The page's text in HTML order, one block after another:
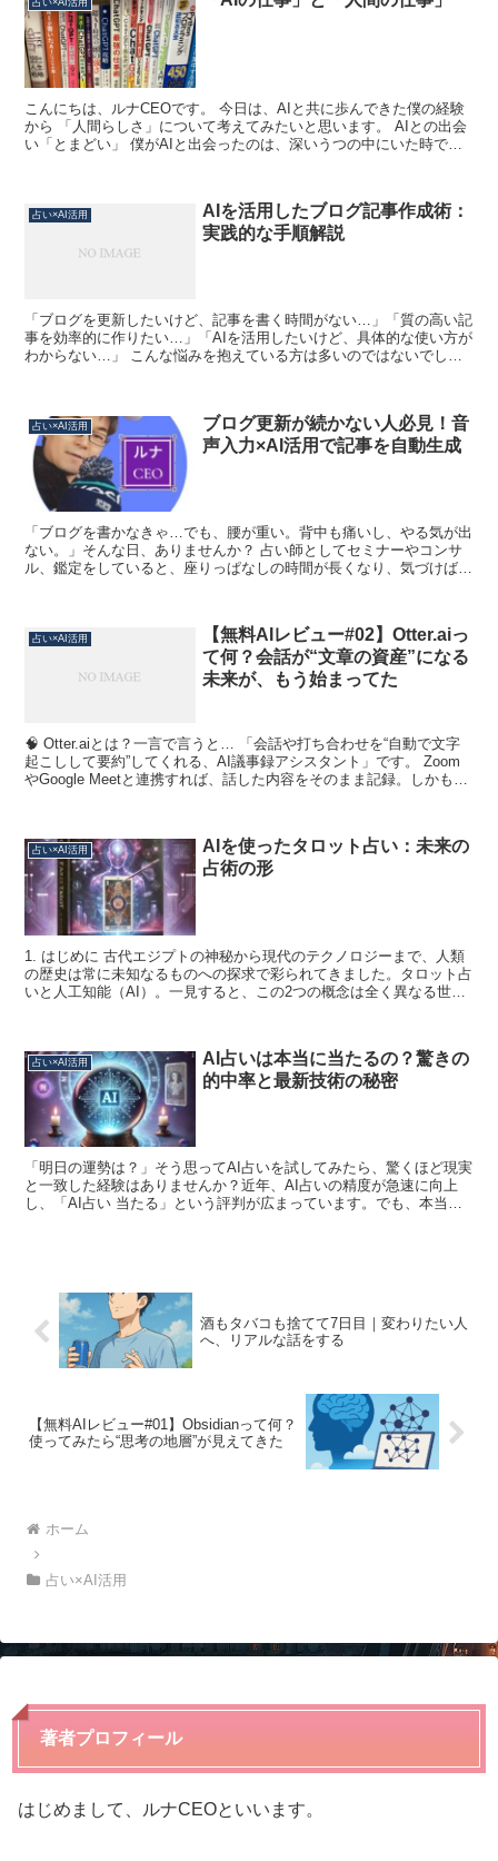
占い×AI活用
こんにちは、ルナCEOです。 今日は、AIと共に歩んできた僕の経験
から 「人間らしさ」について考えてみたいと思います。 AIとの出会
い「とまどい」 僕がAIと出会ったのは、深いうつの中にいた時でし
占い×AI活用
AIを活用したブログ記事作成術：
実践的な手順解説
「ブログを更新したいけど、記事を書く時間がない…」「質の高い記
事を効率的に作りたい…」「AIを活用したいけど、具体的な使い方が
わからない…」 こんな悩みを抱えている方は多いのではないでしょ
占い×AI活用
ブログ更新が続かない人必見！音
声入力×AI活用で記事を自動生成
「ブログを書かなきゃ…でも、腰が重い。背中も痛いし、やる気が出
ない。」そんな日、ありませんか？ 占い師としてセミナーやコンサ
ル、鑑定をしていると、座りっぱなしの時間が長くなり、気づけば体
占い×AI活用
【無料AIレビュー#02】Otter.aiっ
て何？会話が“文章の資産”になる
未来が、もう始まってた
🧠 Otter.aiとは？一言で言うと… 「会話や打ち合わせを“自動で文字
起こしして要約”してくれる、AI議事録アシスタント」です。 Zoom
やGoogle Meetと連携すれば、話した内容をそのまま記録。しかも、
占い×AI活用
AIを使ったタロット占い：未来の
占術の形
1. はじめに 古代エジプトの神秘から現代のテクノロジーまで、人類
の歴史は常に未知なるものへの探求で彩られてきました。タロット占
いと人工知能（AI）。一見すると、この2つの概念は全く異なる世界
占い×AI活用
AI占いは本当に当たるの？驚きの
的中率と最新技術の秘密
「明日の運勢は？」そう思ってAI占いを試してみたら、驚くほど現実
と一致した経験はありませんか？近年、AI占いの精度が急速に向上
し、「AI占い 当たる」という評判が広まっています。でも、本当に
酒もタバコも捨てて7日目｜変わりたい人
へ、リアルな話をする
【無料AIレビュー#01】Obsidianって何？
使ってみたら“思考の地層”が見えてきた
ホーム
占い×AI活用
著者プロフィール
はじめまして、ルナCEOといいます。